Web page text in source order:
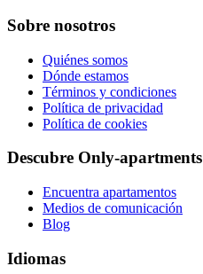
Sobre nosotros
Quiénes somos
Dónde estamos
Términos y condiciones
Política de privacidad
Política de cookies
Descubre Only-apartments
Encuentra apartamentos
Medios de comunicación
Blog
Idiomas